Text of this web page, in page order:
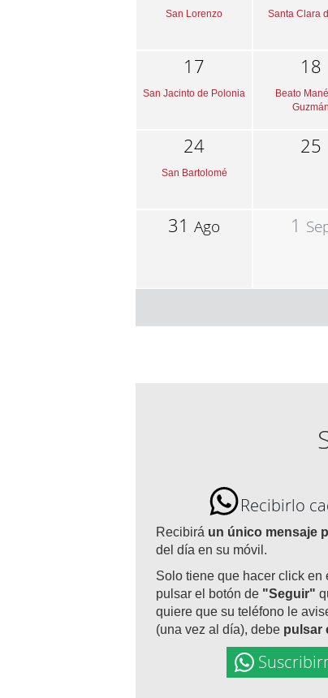
San Lorenzo Santa Clara
17
San Jacinto de Polonia
18
Beato
Guzmán
24
San Bartolomé
25
31Ago 1
Recibirlo
Recibirá un único mensaje
del día en su móvil.
Solo tiene que hacer click
pulsar el botón de "Seguir"
quiere que su teléfono le
(una vez al día), debe pulsar